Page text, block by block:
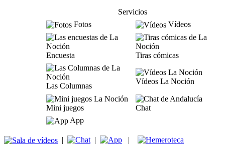
Servicios
Fotos
Vídeos
Encuesta Tiras cómicas
Las Columnas
Vídeos La Noción
Mini juegos
Chat
App
| | |